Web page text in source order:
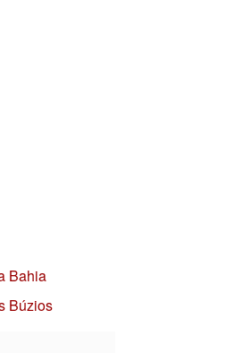
Bahia
Búzios